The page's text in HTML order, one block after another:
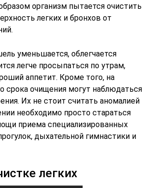
организм пытается очистить
легких и бронхов от
уменьшается, облегчается
легче просыпаться по утрам,
аппетит. Кроме того, на
срока очищения могут наблюдаться
Их не стоит считать аномалией
необходимо просто стараться
приема специализированных
дыхательной гимнастики и
легких